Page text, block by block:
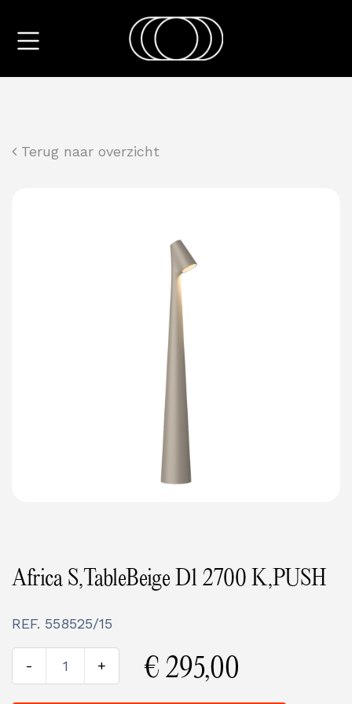
Terug naar overzicht
Africa S,TableBeige D1 2700 K,PUSH
REF. 558525/15
- + € 295,00